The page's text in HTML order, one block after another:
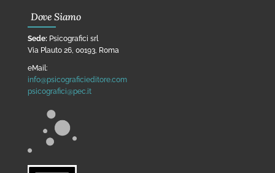
Dove Siamo
Sede: Psicografici srl
Via Plauto 26, 00193, Roma
eMail:
info@psicograficieditore.com
psicografici@pec.it